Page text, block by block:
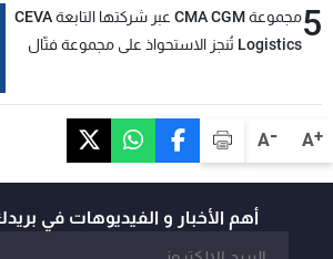
A+
A-
5
مجموعة CMA CGM عبر شركتها التابعة CEVA
Logistics تُنجز الاستحواذ على مجموعة فتّال
أهم الأخبار و الفيديوهات في